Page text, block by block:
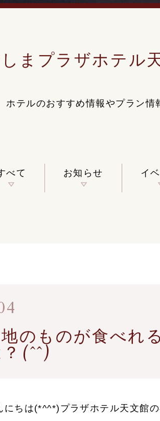
まプラザホテル
ホテルのおすすめ情報やプラン情
べて お知らせ イ
のものが食べれ
(^^)
にちは(*^^*)プラザホテル天文館の